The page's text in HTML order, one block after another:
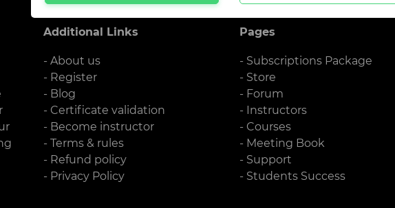
Additional Links
- About us
- Register
- Blog
- Certificate validation
- Become instructor
- Terms & rules
- Refund policy
- Privacy Policy
Pages
- Subscriptions Package
- Store
- Forum
- Instructors
- Courses
- Meeting Book
- Support
- Students Success